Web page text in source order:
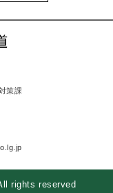
策課
rights reserved